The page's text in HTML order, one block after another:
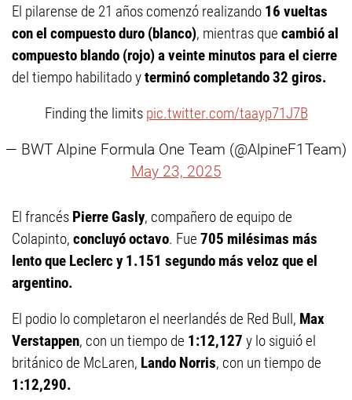
El pilarense de 21 años comenzó realizando 16 vueltas
con el compuesto duro (blanco), mientras que cambió al
compuesto blando (rojo)a veinte minutos para el cierre
del tiempo habilitado yterminó completando 32 giros.
Finding the limits pic.twitter.com/taayp71J7B
— BWT Alpine Formula One Team (@AlpineF1Team)
May 23, 2025
El francés Pierre Gasly, compañero de equipo de
Colapinto, concluyó octavo. Fue 705 milésimas más
lento que Leclerc y 1.151 segundo más veloz que el
argentino.
El podio lo completaron el neerlandés de Red Bull, Max
Verstappen, con un tiempo de 1:12,127 y lo siguió el
británico de McLaren, Lando Norris, con un tiempo de
1:12,290.